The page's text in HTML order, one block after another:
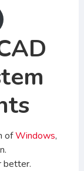
ofWindows,
better.